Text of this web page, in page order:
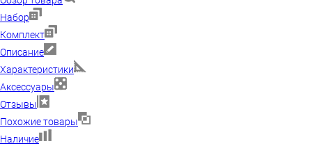
Набор
Комплект
Описание
Характеристики
Аксессуары
Отзывы
Похожие товары
Наличие